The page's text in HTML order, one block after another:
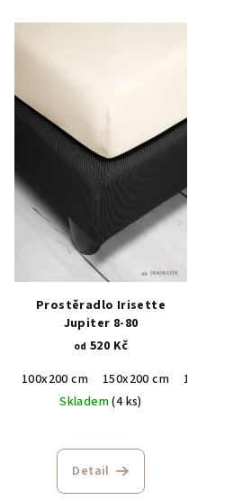
Prostěradlo Irisette
Jupiter 8-80
od 520 Kč
100x200 cm
150x200 cm
190x200 cm
Skladem(4 ks)
Detail